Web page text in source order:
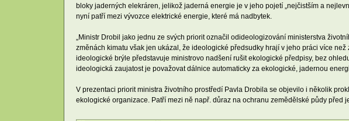
bloky jaderných elekráren, jelikož jaderná energie je v jeho pojetí „nejčistším a
nyní patří mezi vývozce elektrické energie, které má nadbytek.
„Ministr Drobil jako jednu ze svých priorit označil odideologizování ministerstva
změnách kimatu však jen ukázal, že ideologické předsudky hrají v jeho práci více
ideologické brýle představuje ministrovo nadšení rušit ekologické předpisy, bez
ideologická zaujatost je považovat dálnice automaticky za ekologické, jadernou
V prezentaci priorit ministra životního prostředí Pavla Drobila se objevilo i několik
ekologické organizace. Patří mezi ně např. důraz na ochranu zemědělské půdy před